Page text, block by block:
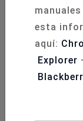
C/
Granada
+34 958
+34 958
esta
aquí:
Explorer